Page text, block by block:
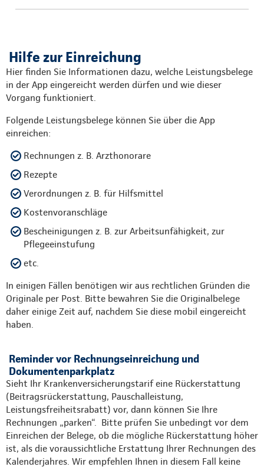
Hilfe zur Einreichung
Hier finden Sie Informationen dazu, welche Leistungsbelege
in der App eingereicht werden dürfen und wie dieser
Vorgang funktioniert.
Folgende Leistungsbelege können Sie über die App
einreichen:
Rechnungen z. B. Arzthonorare
Rezepte
Verordnungen z. B. für Hilfsmittel
Kostenvoranschläge
Bescheinigungen z. B. zur Arbeitsunfähigkeit, zur
Pflegeeinstufung
etc.
In einigen Fällen benötigen wir aus rechtlichen Gründen die
Originale per Post. Bitte bewahren Sie die Originalbelege
daher einige Zeit auf, nachdem Sie diese mobil eingereicht
haben.
Reminder vor Rechnungseinreichung und
Dokumentenparkplatz
Sieht Ihr Krankenversicherungstarif eine Rückerstattung
(Beitragsrückerstattung, Pauschalleistung,
Leistungsfreiheitsrabatt) vor, dann können Sie Ihre
Rechnungen „parken“. Bitte prüfen Sie unbedingt vor dem
Einreichen der Belege, ob die mögliche Rückerstattung höher
ist, als die voraussichtliche Erstattung Ihrer Rechnungen des
Kalenderjahres. Wir empfehlen Ihnen in diesem Fall keine